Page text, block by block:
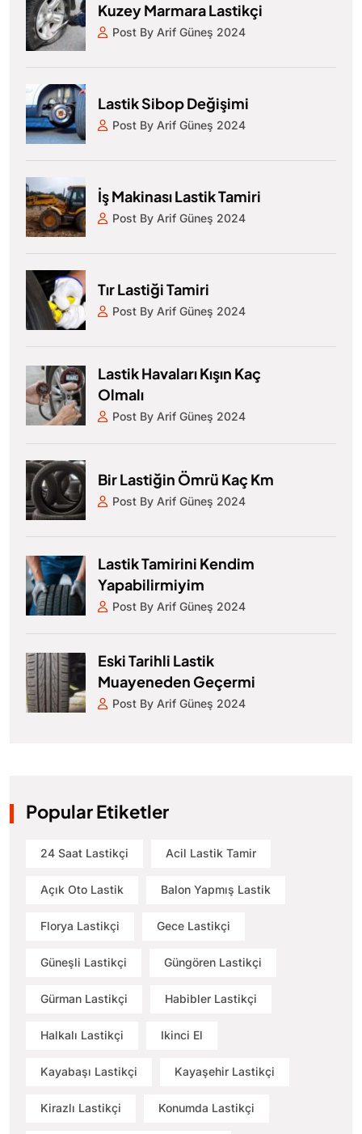
Kuzey Marmara Lastikçi
Post By Arif Güneş 2024
Lastik Sibop Değişimi
Post By Arif Güneş 2024
İş Makinası Lastik Tamiri
Post By Arif Güneş 2024
Tır Lastiği Tamiri
Post By Arif Güneş 2024
Lastik Havaları Kışın Kaç
Olmalı
Post By Arif Güneş 2024
Bir Lastiğin Ömrü Kaç Km
Post By Arif Güneş 2024
Lastik Tamirini Kendim
Yapabilirmiyim
Post By Arif Güneş 2024
Eski Tarihli Lastik
Muayeneden Geçermi
Post By Arif Güneş 2024
Popular Etiketler
24 Saat Lastikçi Acil Lastik Tamir
Açık Oto Lastik Balon Yapmış Lastik
Florya Lastikçi Gece Lastikçi
Güneşli Lastikçi Güngören Lastikçi
Gürman Lastikçi Habibler Lastikçi
Halkalı Lastikçi Ikinci El
Kayabaşı Lastikçi Kayaşehir Lastikçi
Kirazlı Lastikçi Konumda Lastikçi